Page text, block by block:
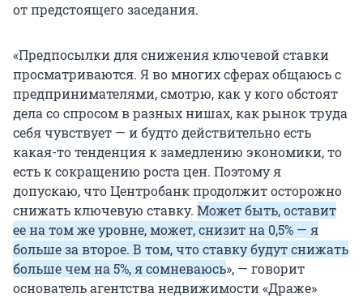
от предстоящего заседания.
«Предпосылки для снижения ключевой ставки
просматриваются. Я во многих сферах общаюсь с
предпринимателями, смотрю, как у кого обстоят
дела со спросом в разных нишах, как рынок труда
себя чувствует — и будто действительно есть
какая-то тенденция к замедлению экономики, то
есть к сокращению роста цен. Поэтому я
допускаю, что Центробанк продолжит осторожно
снижать ключевую ставку. Может быть, оставит
ее на том же уровне, может, снизит на 0,5% — я
больше за второе. В том, что ставку будут снижать
больше чем на 5%, я сомневаюсь», — говорит
основатель агентства недвижимости «Драже»